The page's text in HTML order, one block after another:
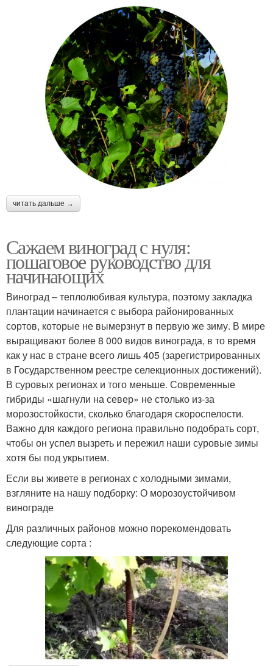
читать дальше →
Сажаем виноград с нуля:
пошаговое руководство для
начинающих
Виноград – теплолюбивая культура, поэтому закладка
плантации начинается с выбора районированных
сортов, которые не вымерзнут в первую же зиму. В мире
выращивают более 8 000 видов винограда, в то время
как у нас в стране всего лишь 405 (зарегистрированных
в Государственном реестре селекционных достижений).
В суровых регионах и того меньше. Современные
гибриды «шагнули на север» не столько из-за
морозостойкости, сколько благодаря скороспелости.
Важно для каждого региона правильно подобрать сорт,
чтобы он успел вызреть и пережил наши суровые зимы
хотя бы под укрытием.
Если вы живете в регионах с холодными зимами,
взгляните на нашу подборку: О морозоустойчивом
винограде
Для различных районов можно порекомендовать
следующие сорта :